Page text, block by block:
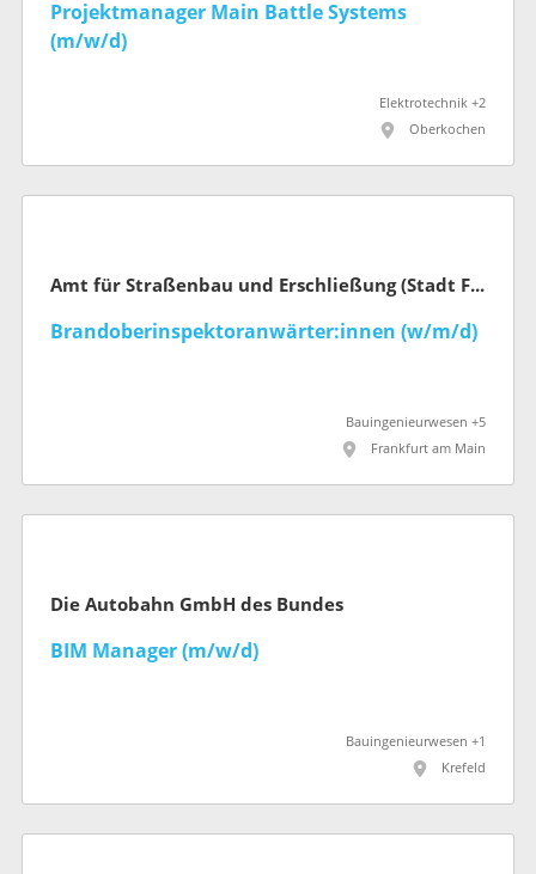
Projektmanager Main Battle Systems
(m/w/d)
Elektrotechnik +2
Oberkochen
Amt für Straßenbau und Erschließung (Stadt Frankfurt am Main)
Brandoberinspektoranwärter:innen (w/m/d)
Bauingenieurwesen +5
Frankfurt am Main
Die Autobahn GmbH des Bundes
BIM Manager (m/w/d)
Bauingenieurwesen +1
Krefeld